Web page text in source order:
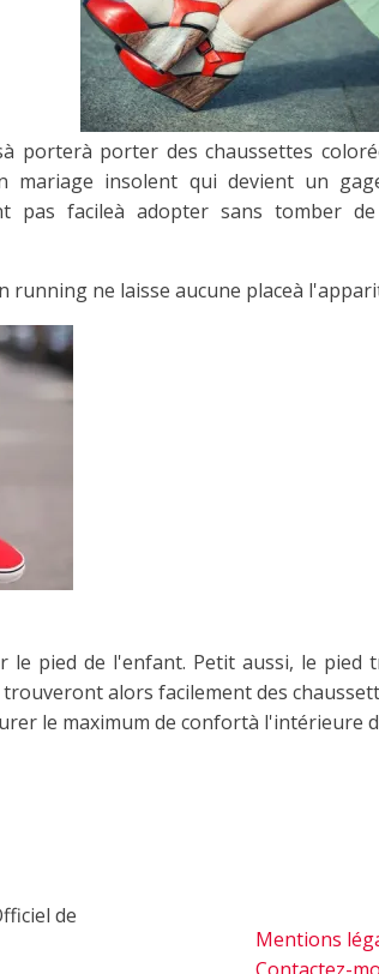
porterà porter des chaussettes
mariage insolent qui devient un
pas facileà adopter sans tomber
running ne laisse aucune placeà
le pied de l'enfant. Petit aussi, le pied
alors facilement des
le maximum de confortà l'intérieure
de
Mentions